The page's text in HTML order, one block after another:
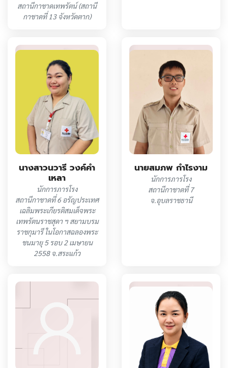
สถานีกาชาดเทพรัตน์ (สถานี
กาชาดที่ 13 จังหวัดตาก)
นางสาวนวารี วงค์คำ
เหลา
นักการภารโรง
สถานีกาชาดที่ 6 อรัญประเทศ
เฉลิมพระเกียรติสมเด็จพระ
เทพรัตนราชสุดา ฯ สยามบรม
ราชกุมารี ในโอกาสฉลองพระ
ชนมายุ 5 รอบ 2 เมษายน
2558 จ.สระแก้ว
นายสมภพ กำไรงาม
นักการภารโรง
สถานีกาชาดที่ 7
จ.อุบลราชธานี